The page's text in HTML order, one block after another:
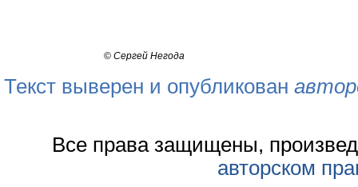
© Сергей Негода
Текст выверен и опубликован
Все права защищены,
авторском